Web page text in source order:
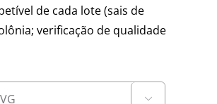
de cada lote (sais de
verificação de qualidade
